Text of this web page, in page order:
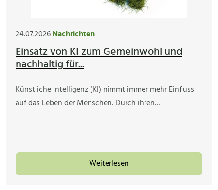
24.07.2026Nachrichten
Einsatz von KI zum Gemeinwohl und
nachhaltig für...
Künstliche Intelligenz (KI) nimmt immer mehr Einfluss
auf das Leben der Menschen. Durch ihren…
Weiterlesen